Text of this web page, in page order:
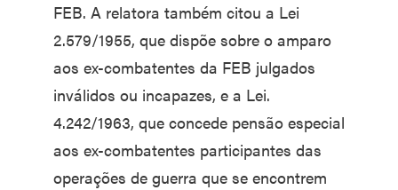
FEB. A relatora também citou a Lei
2.579/1955, que dispõe sobre o amparo
aos ex-combatentes da FEB julgados
inválidos ou incapazes, e a Lei.
4.242/1963, que concede pensão especial
aos ex-combatentes participantes das
operações de guerra que se encontrem